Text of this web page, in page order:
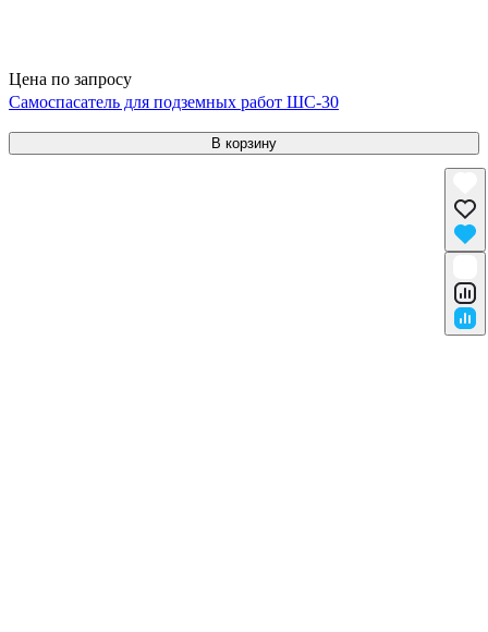
Цена по запросу
Самоспасатель для подземных работ ШС-30
В корзину